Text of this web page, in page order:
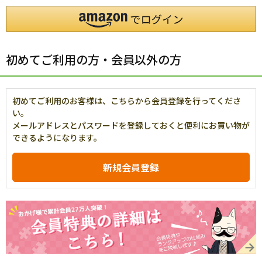
初めてご利用の方・会員以外の方
初めてご利用のお客様は、こちらから会員登録を行ってくださ
い。
メールアドレスとパスワードを登録しておくと便利にお買い物が
できるようになります。